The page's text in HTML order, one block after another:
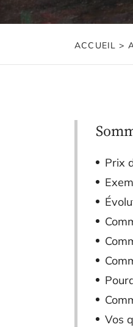
ACCUEIL >
Prix
Vos